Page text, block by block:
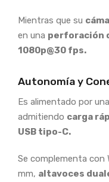
Mientras que su
en una perforación
1080p@30 fps.
Autonomía y
Es alimentado por
admitiendo carga
USB tipo-C.
Se complementa con
mm, altavoces